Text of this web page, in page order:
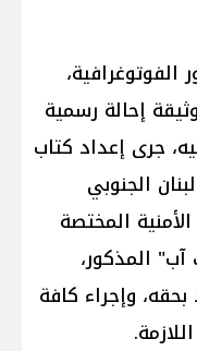
الفوتوغرافية،
إحالة رسمية
جرى إعداد كتاب
الجنوبي
المختصة
المذكور،
وإجراء كافة